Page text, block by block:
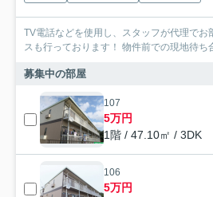
TV電話などを使用し、スタッフが代理でお
スも行っております！ 物件前での現地待ち
募集中の部屋
107
5万円
1階 / 47.10㎡ / 3DK
106
5万円